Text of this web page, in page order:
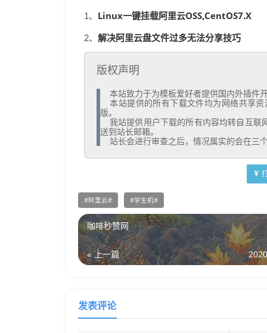
1、 Linux一键挂载阿里云OSS,CentOS7.X
2、 解决阿里云盘文件过多无法分享技巧
版权声明
  本站提供的所有下载文件均为网络共享资源，请于下载后的24小时内删除。如需体验更多乐趣，还请支持正
版。
送到站长邮箱。
站长会进行审查之后，情况属实的会在三
阿里云 学生机
咖啡秒赞网
« 上一篇
发表评论